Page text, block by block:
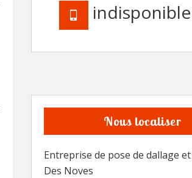
indisponible
Nous localiser
Entreprise de pose de dallage
Des Noves